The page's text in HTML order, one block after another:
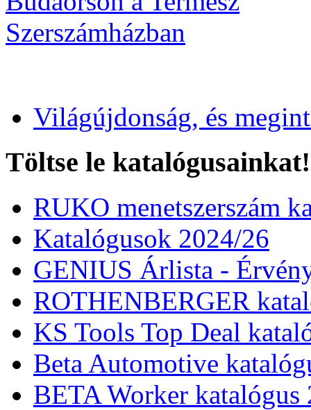
Világújdonság, és
Töltse le katalógusainkat!
RUKO menetszerszám
Katalógusok 2024/26
GENIUS Árlista -
ROTHENBERGER
KS Tools Top Deal
Beta Automotive
BETA Worker katalógus